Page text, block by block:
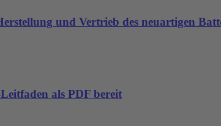
und Vertrieb des neuartigen
als PDF bereit